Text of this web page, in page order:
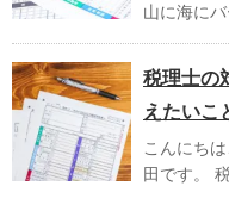
山に海に
税理士の
えたいこ
こんにち
田です。